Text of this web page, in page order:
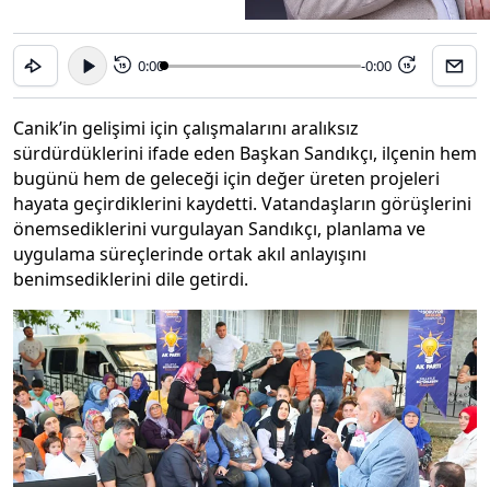
15 0:00 -0:00 15
Canik’in gelişimi için çalışmalarını aralıksız
sürdürdüklerini ifade eden Başkan Sandıkçı, ilçenin hem
bugünü hem de geleceği için değer üreten projeleri
hayata geçirdiklerini kaydetti. Vatandaşların görüşlerini
önemsediklerini vurgulayan Sandıkçı, planlama ve
uygulama süreçlerinde ortak akıl anlayışını
benimsediklerini dile getirdi.